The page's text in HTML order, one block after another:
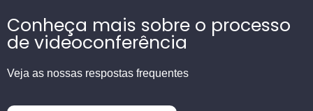
Conheça mais sobre o processo
de videoconferência
Veja as nossas respostas frequentes